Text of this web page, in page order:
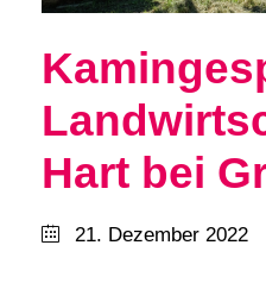
Hart bei
21. Dezember 2022